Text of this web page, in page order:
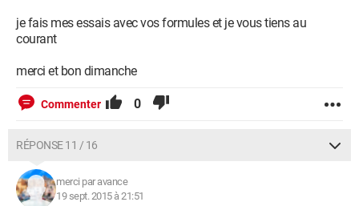
je fais mes essais avec vos formules et je vous tiens au
courant
merci et bon dimanche
Commenter 0
RÉPONSE 11 / 16
merci par avance
19 sept. 2015 à 21:51